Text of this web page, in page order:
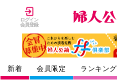
ログイン
会員登録
新着 会員限定 ランキング